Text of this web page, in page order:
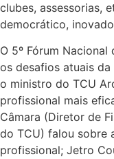
clubes, assessorias,
democrático,
O 5º Fórum
os desafios atuais
o ministro do TCU
profissional mais
Câmara (Diretor de
do TCU) falou sobre
profissional; Jetro